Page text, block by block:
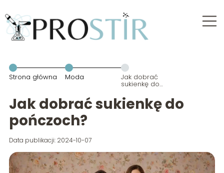
Strona główna Moda Jak dobrać
sukienkę do
pończoch?
Jak dobrać sukienkę do
pończoch?
Data publikacji: 2024-10-07